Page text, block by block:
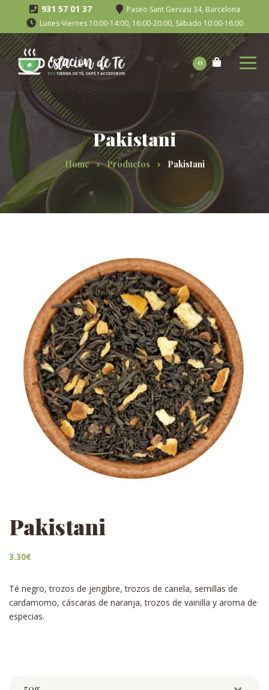
931 57 01 37
Paseo Sant Gervasi 34, Barcelona
Lunes-Viernes 10:00-14:00, 16:00-20:00, Sábado 10:00-16:00
0
Pakistani
Home Productos Pakistani
Pakistani
3.30€
Té negro, trozos de jengibre, trozos de canela, semillas de
cardamomo, cáscaras de naranja, trozos de vainilla y aroma de
especias.